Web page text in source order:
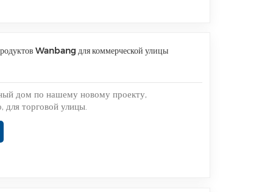
Wanbang для коммерческой улицы
дом по нашему новому проекту,
для торговой улицы.